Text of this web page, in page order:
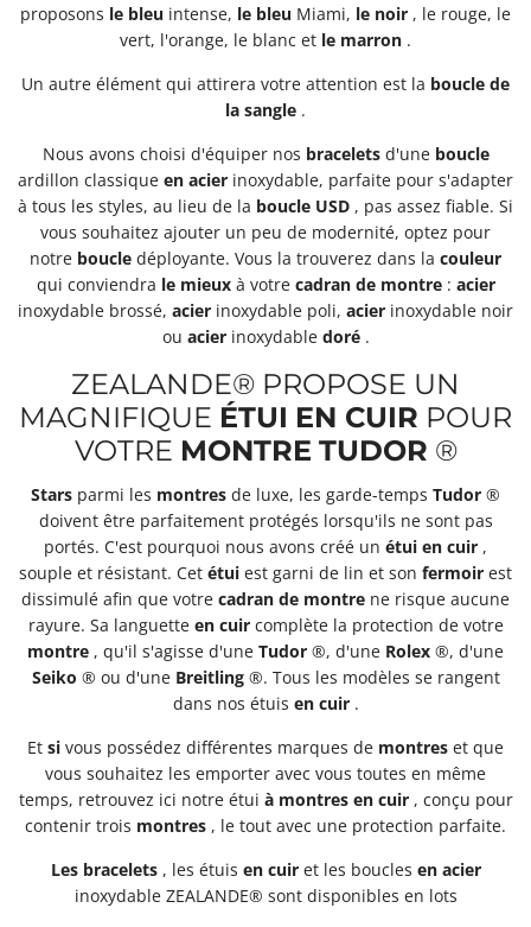
proposons le bleu intense, le bleu Miami, le noir , le rouge, le
vert, l'orange, le blanc et le marron .
Un autre élément qui attirera votre attention est la boucle de
la sangle .
Nous avons choisi d'équiper nos braceletsd'une boucle
ardillon classique en acier inoxydable, parfaite pour s'adapter
à tous les styles, au lieu de la boucle USD , pas assez fiable. Si
vous souhaitez ajouter un peu de modernité, optez pour
notre boucle déployante. Vous la trouverez dans la couleur
qui conviendra le mieuxà votre cadran de montre: acier
inoxydable brossé, acier inoxydable poli, acier inoxydable noir
ou acierinoxydable doré.
ZEALANDE® PROPOSE UN
MAGNIFIQUE ÉTUI EN CUIR POUR
VOTRE MONTRE TUDOR ®
Stars parmi les montres de luxe, les garde-temps Tudor ®
doivent être parfaitement protégés lorsqu'ils ne sont pas
portés. C'est pourquoi nous avons créé un étui en cuir ,
souple et résistant. Cet étui est garni de lin et son fermoir est
dissimulé afin que votre cadran de montre ne risque aucune
rayure. Sa languette en cuircomplète la protection de votre
montre , qu'il s'agisse d'une Tudor ®, d'une Rolex ®, d'une
Seiko ® ou d'une Breitling®. Tous les modèles se rangent
dans nos étuis en cuir.
Et si vous possédez différentes marques de montres et que
vous souhaitez les emporter avec vous toutes en même
temps, retrouvez ici notre étui à montres en cuir, conçu pour
contenir trois montres , le tout avec une protection parfaite.
Les bracelets, les étuis en cuiret les boucles en acier
inoxydable ZEALANDE® sont disponibles en lots